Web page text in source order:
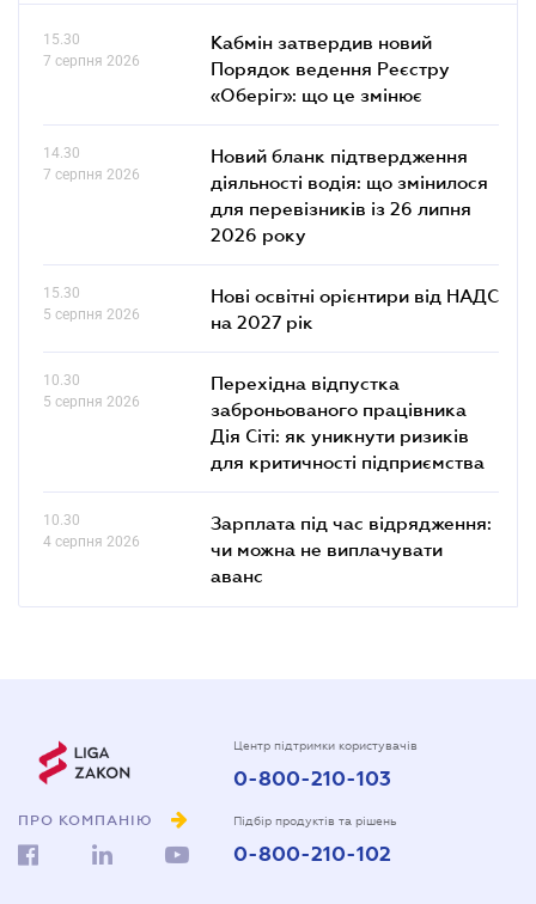
15.30
7 серпня 2026
Кабмін затвердив новий
Порядок ведення Реєстру
«Оберіг»: що це змінює
14.30
7 серпня 2026
Новий бланк підтвердження
діяльності водія: що змінилося
для перевізників із 26 липня
2026 року
15.30
5 серпня 2026
Нові освітні орієнтири від НАДС
на 2027 рік
10.30
5 серпня 2026
Перехідна відпустка
заброньованого працівника
Дія Сіті: як уникнути ризиків
для критичності підприємства
10.30
4 серпня 2026
Зарплата під час відрядження:
чи можна не виплачувати
аванс
ПРО КОМПАНІЮ
Центр підтримки користувачів
0-800-210-103
Підбір продуктів та рішень
0-800-210-102